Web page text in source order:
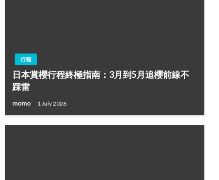
行程
日本賞櫻行程終極指南：3月到5月追櫻前線不
踩雷
momo 1 July 2026